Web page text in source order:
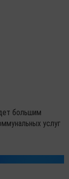
большим
услуг